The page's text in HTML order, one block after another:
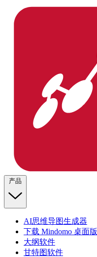
产品
AI思维导图生成器
下载 Mindomo 桌面版
大纲软件
甘特图软件